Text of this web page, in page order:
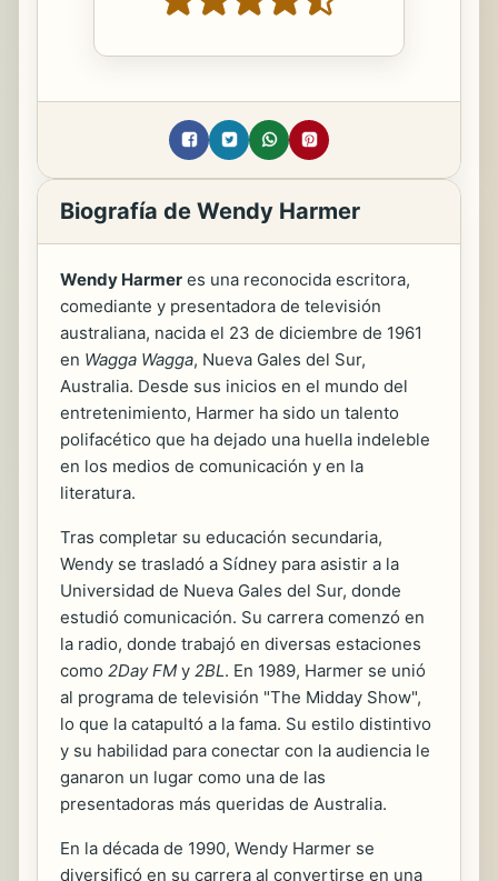
Biografía de Wendy Harmer
Wendy Harmer es una reconocida escritora,
comediante y presentadora de televisión
australiana, nacida el 23 de diciembre de 1961
en Wagga Wagga, Nueva Gales del Sur,
Australia. Desde sus inicios en el mundo del
entretenimiento, Harmer ha sido un talento
polifacético que ha dejado una huella indeleble
en los medios de comunicación y en la
literatura.
Tras completar su educación secundaria,
Wendy se trasladó a Sídney para asistir a la
Universidad de Nueva Gales del Sur, donde
estudió comunicación. Su carrera comenzó en
la radio, donde trabajó en diversas estaciones
como 2Day FM y 2BL. En 1989, Harmer se unió
al programa de televisión "The Midday Show",
lo que la catapultó a la fama. Su estilo distintivo
y su habilidad para conectar con la audiencia le
ganaron un lugar como una de las
presentadoras más queridas de Australia.
En la década de 1990, Wendy Harmer se
diversificó en su carrera al convertirse en una